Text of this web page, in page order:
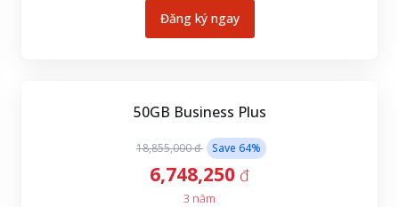
Đăng ký ngay
50GB Business Plus
18,855,000 đ Save 64%
6,748,250 đ
3 năm